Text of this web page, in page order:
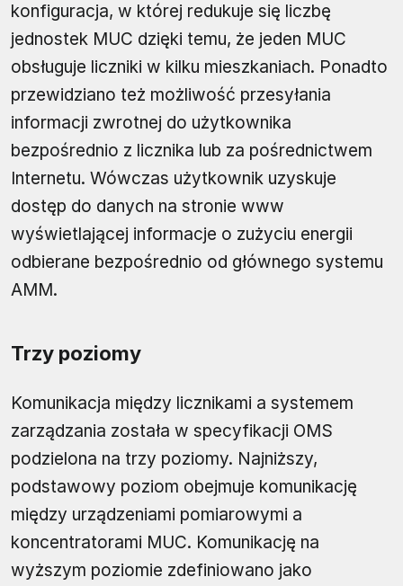
konfiguracja, w której redukuje się liczbę
jednostek MUC dzięki temu, że jeden MUC
obsługuje liczniki w kilku mieszkaniach. Ponadto
przewidziano też możliwość przesyłania
informacji zwrotnej do użytkownika
bezpośrednio z licznika lub za pośrednictwem
Internetu. Wówczas użytkownik uzyskuje
dostęp do danych na stronie www
wyświetlającej informacje o zużyciu energii
odbierane bezpośrednio od głównego systemu
AMM.
Trzy poziomy
Komunikacja między licznikami a systemem
zarządzania została w specyfikacji OMS
podzielona na trzy poziomy. Najniższy,
podstawowy poziom obejmuje komunikację
między urządzeniami pomiarowymi a
koncentratorami MUC. Komunikację na
wyższym poziomie zdefiniowano jako